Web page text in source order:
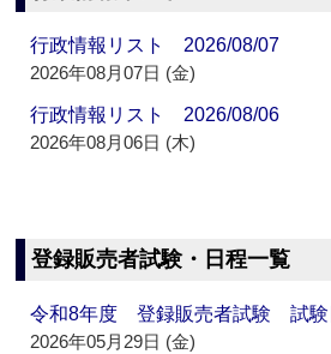
行政情報リスト 2026/08/07
2026年08月07日 (金)
行政情報リスト 2026/08/06
2026年08月06日 (木)
登録販売者試験・日程一覧
令和8年度 登録販売者試験 試験
2026年05月29日 (金)